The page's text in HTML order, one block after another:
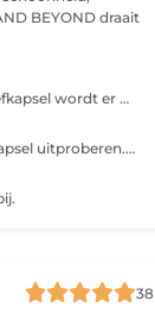
Je boekt eerst best een proefkapsel. Bij het proefkapsel wordt er gecommuniceerd over de wensen en wordt er advies gegeven.
Bij deze dienst kan je al eens je perfecte bruidskapsel uitproberen. We communiceren samen wat je wilt en wat bij je past. Je kunt ervoor kiezen het kapsel te laten zitten, naar huis te gaan en verschillende opinies vragen. Deze dienst kan je ook ideaal combineren wanneer je foto's wilt nemen of je nog een stapje moet zetten. Er kunnen gerust verschillende kapsels uitgetest worden, maar dit laat je best op voorhand weten voor de tijd.
38